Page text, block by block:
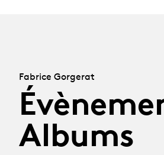
Fabrice Gorgerat
Albums